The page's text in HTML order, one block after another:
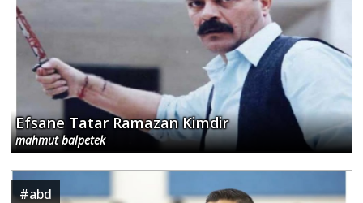
Efsane Tatar Ramazan Kimdir
mahmut balpetek
#abd